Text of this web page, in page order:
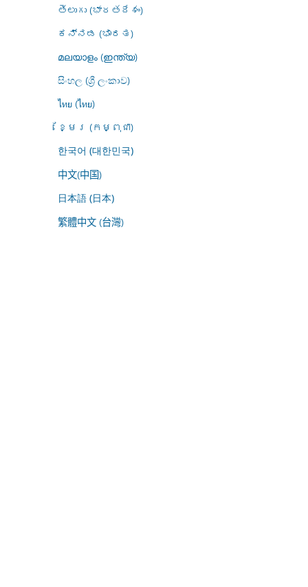
తెలుగు (భారతదేశం)
ಕನ್ನಡ (ಭಾರತ)
മലയാളം (ഇന്ത്യ)
සිංහල (ශ්‍රී ලංකාව)
ไทย (ไทย)
ខ្មែរ (កម្ពុជា)
한국어 (대한민국)
中文(中国)
日本語 (日本)
繁體中文 (台灣)